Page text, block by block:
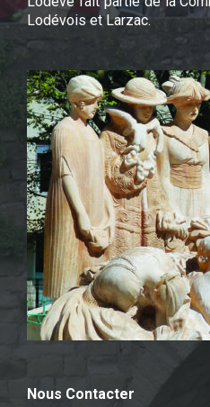
Lodévois et Larzac.
Nous Contacter